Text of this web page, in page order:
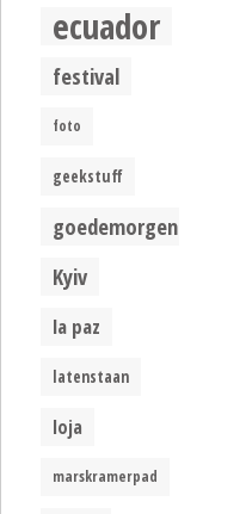
ecuador
festival
foto
geekstuff
goedemorgen
Kyiv
la paz
latenstaan
loja
marskramerpad